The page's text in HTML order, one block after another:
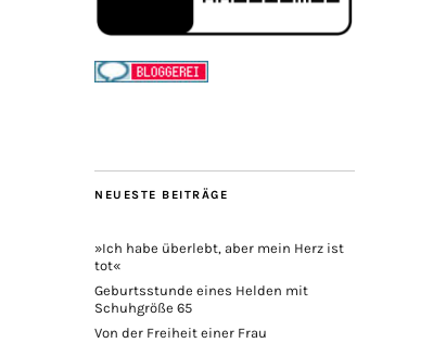
NEUESTE BEITRÄGE
»Ich habe überlebt, aber mein Herz ist
tot«
Geburtsstunde eines Helden mit
Schuhgröße 65
Von der Freiheit einer Frau